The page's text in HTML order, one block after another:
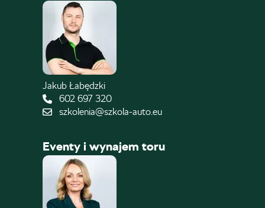
Jakub Łabędzki
602 697 320
szkolenia@szkola-auto.eu
Eventy i wynajem toru